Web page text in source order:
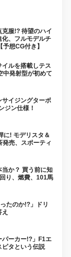
克服!? 待望のハイ
化、フルモデルチ
想CG付き】
ルを搭載しテス
中発射型が初めて
サイジングターボ
ジン仕様！
に! モデリスタ＆
売、スポーティ
当か？ 買う前に知
り、燃費、101馬
たのか!?」ドリ
パーカー!?」F1エ
ピタという伝説